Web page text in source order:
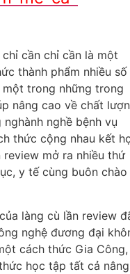
cần chỉ cần là một
thành phẩm nhiều số
trong những trong
nâng cao về chất
nghề bệnh vụ
thức cộng nhau kết
mở ra nhiều thứ
y tế cùng buôn chào
làng cù lần review
nghệ đương đại
cách thức Gia
học tập tất cả nâng